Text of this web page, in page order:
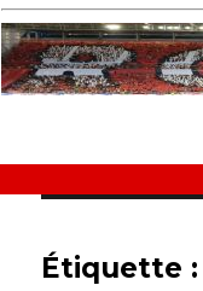
Étiquette :